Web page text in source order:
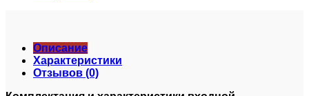
Описание
Характеристики
Отзывов (0)